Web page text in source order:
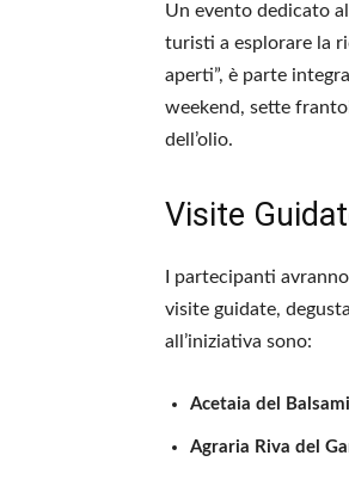
Un evento dedicato
turisti a esplorare la
aperti”, è parte
weekend, sette
dell’olio.
Visite
I partecipanti
visite guidate,
all’iniziativa sono:
Acetaia del
Agraria Riva del